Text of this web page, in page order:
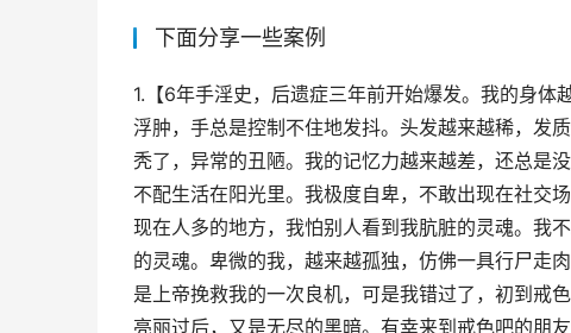
下面分享一些案例
1.【6年手淫史，后遗症三年前开始爆发。我的身
浮肿，手总是控制不住地发抖。头发越来越稀，发
秃了，异常的丑陋。我的记忆力越来越差，还总是
不配生活在阳光里。我极度自卑，不敢出现在社交
现在人多的地方，我怕别人看到我肮脏的灵魂。我
的灵魂。卑微的我，越来越孤独，仿佛一具行尸走
是上帝挽救我的一次良机，可是我错过了，初到戒
亮丽过后，又是无尽的黑暗。有幸来到戒色吧的朋